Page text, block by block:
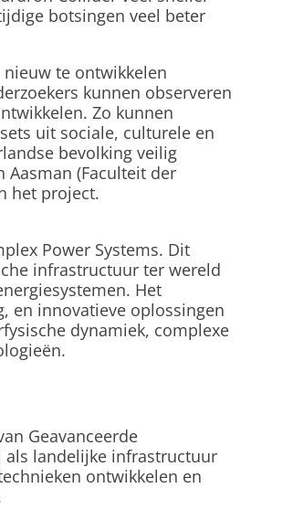
botsingen veel beter
te ontwikkelen
kunnen observeren
Zo kunnen
uit sociale, culturele en
bevolking veilig
Aasman (Faculteit der
het project.
Power Systems. Dit
infrastructuur ter wereld
Het
en innovatieve oplossingen
dynamiek, complexe
Geavanceerde
als landelijke infrastructuur
ontwikkelen en